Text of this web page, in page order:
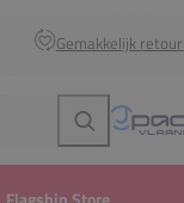
Gemakkelijk
Zoeken